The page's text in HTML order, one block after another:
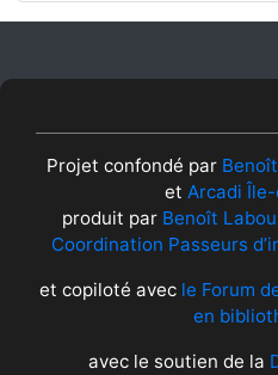
Projet confondé par
et Arcadi
produit par Benoît
Coordination Passeurs
et copiloté avec le Forum
en
avec le soutien de la